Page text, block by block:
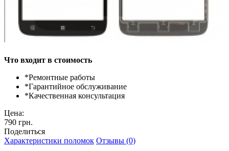
Что входит в стоимость
*Ремонтные работы
*Гарантийное обслуживание
*Качественная консультация
Цена:
790 грн.
Поделиться
Характеристики поломок Отзывы (0)